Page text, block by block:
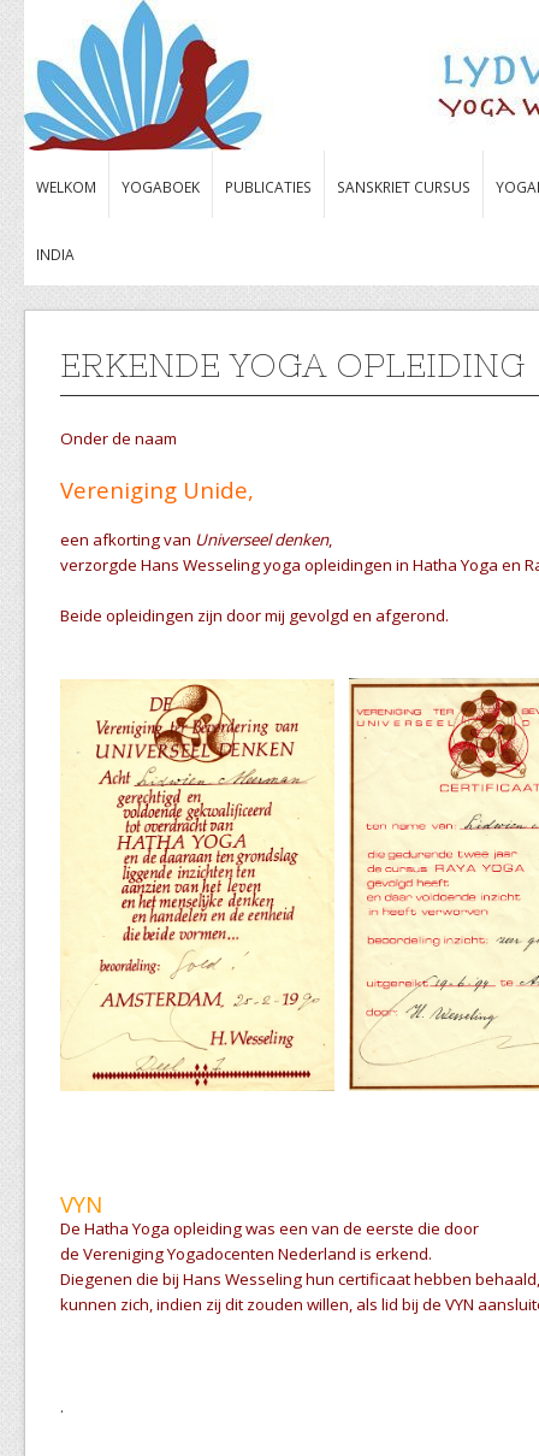
WELKOM YOGABOEK PUBLICATIES SANSKRIET CURSUS
INDIA
ERKENDE YOGA OPLEIDING
Onder de naam
Vereniging Unide,
een afkorting van Universeel denken,
verzorgde Hans Wesseling yoga opleidingen in Hatha Yoga en
Beide opleidingen zijn door mij gevolgd en afgerond.
VYN
De Hatha Yoga opleiding was een van de eerste die door
de Vereniging Yogadocenten Nederland is erkend.
Diegenen die bij Hans Wesseling hun certificaat hebben behaald,
kunnen zich, indien zij dit zouden willen, als lid bij de VYN
.